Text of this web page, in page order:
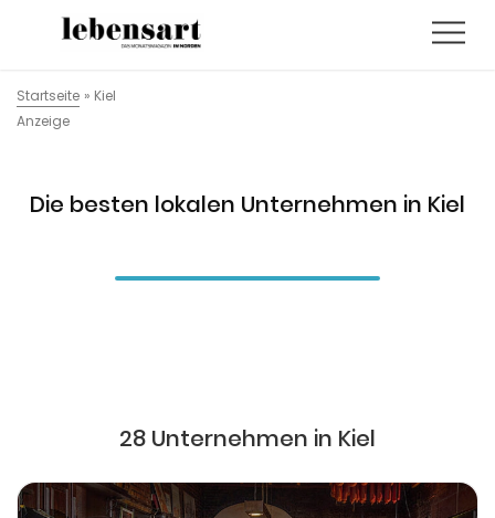
Startseite » Kiel
Anzeige
Die besten lokalen Unternehmen in Kiel
28 Unternehmen in Kiel